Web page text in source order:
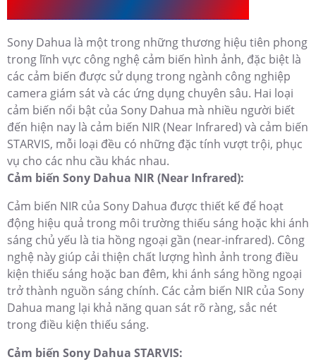
Sony Dahua là một trong những thương hiệu tiên phong
trong lĩnh vực công nghệ cảm biến hình ảnh, đặc biệt là
các cảm biến được sử dụng trong ngành công nghiệp
camera giám sát và các ứng dụng chuyên sâu. Hai loại
cảm biến nổi bật của Sony Dahua mà nhiều người biết
đến hiện nay là cảm biến NIR (Near Infrared) và cảm biến
STARVIS, mỗi loại đều có những đặc tính vượt trội, phục
vụ cho các nhu cầu khác nhau.
Cảm biến Sony Dahua NIR (Near Infrared):
Cảm biến NIR của Sony Dahua được thiết kế để hoạt
động hiệu quả trong môi trường thiếu sáng hoặc khi ánh
sáng chủ yếu là tia hồng ngoại gần (near-infrared). Công
nghệ này giúp cải thiện chất lượng hình ảnh trong điều
kiện thiếu sáng hoặc ban đêm, khi ánh sáng hồng ngoại
trở thành nguồn sáng chính. Các cảm biến NIR của Sony
Dahua mang lại khả năng quan sát rõ ràng, sắc nét
trong điều kiện thiếu sáng.
Cảm biến Sony Dahua STARVIS: